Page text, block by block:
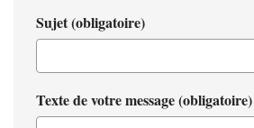
Sujet (obligatoire)
Texte de votre message (obligatoire)